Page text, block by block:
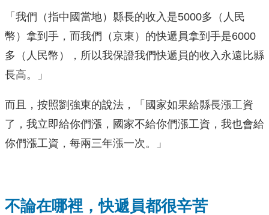
「我們（指中國當地）縣長的收入是5000多（人民
幣）拿到手，而我們（京東）的快遞員拿到手是6000
多（人民幣），所以我保證我們快遞員的收入永遠比縣
長高。」
而且，按照劉強東的說法，「國家如果給縣長漲工資
了，我立即給你們漲，國家不給你們漲工資，我也會給
你們漲工資，每兩三年漲一次。」
不論在哪裡，快遞員都很辛苦